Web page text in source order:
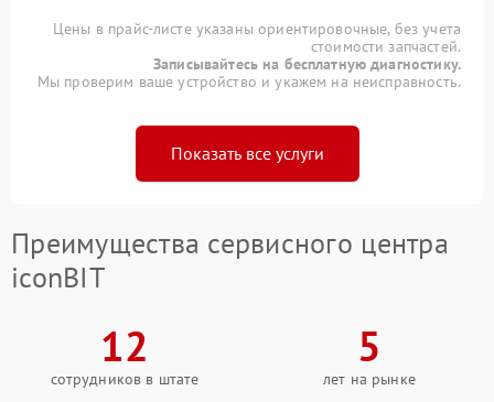
Цены в прайс-листе указаны ориентировочные, без учета
стоимости запчастей.
Записывайтесь на бесплатную диагностику.
Мы проверим ваше устройство и укажем на неисправность.
Показать все услуги
Преимущества сервисного центра
iconBIT
12
сотрудников в штате
5
лет на рынке